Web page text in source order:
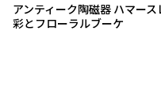
アンティーク陶磁器 ハマ
彩とフローラルブーケ